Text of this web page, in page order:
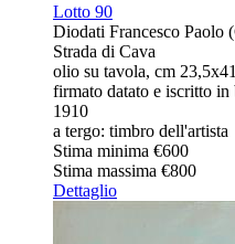
Lotto 90
Diodati Francesco Paolo
Strada di Cava
olio su tavola, cm
firmato datato e iscritto in
1910
a tergo: timbro dell'artista
Stima minima €600
Stima massima €800
Dettaglio